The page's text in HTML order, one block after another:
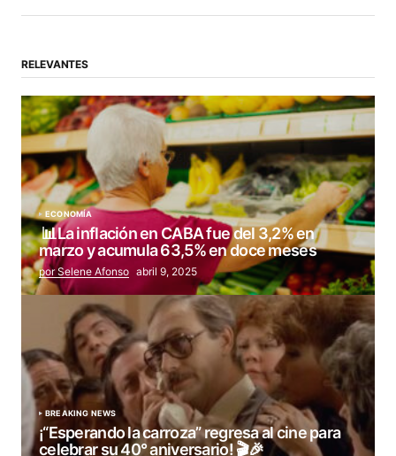
RELEVANTES
ECONOMÍA
📊La inflación en CABA fue del 3,2% en
marzo y acumula 63,5% en doce meses
por Selene Afonso abril 9, 2025
BREAKING NEWS
¡“Esperando la carroza” regresa al cine para
celebrar su 40° aniversario! 🎬🎉